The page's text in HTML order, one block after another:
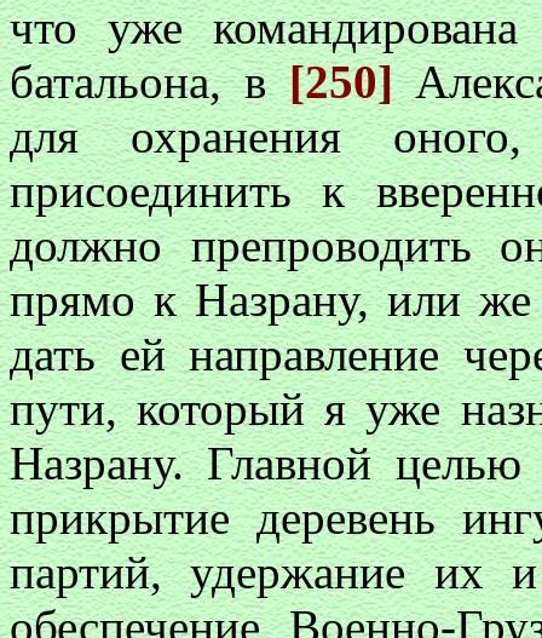
что уже
батальона, в[250]
для охранения
присоединить к
должно препроводить
прямо к Назрану, или же
дать ей направление
пути, который я уже
Назрану. Главной
прикрытие деревень
партий, удержание их
обеспечение Военно-